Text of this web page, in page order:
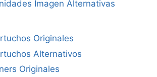
Imagen Alternativas
Originales
Alternativos
Originales